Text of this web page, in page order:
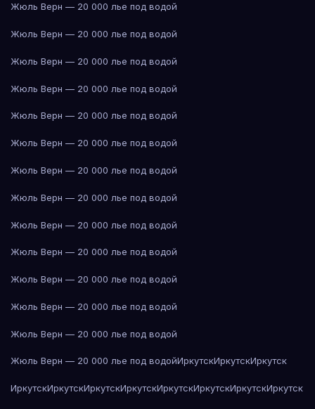
Жюль Верн — 20 000 лье под водой
Жюль Верн — 20 000 лье под водой
Жюль Верн — 20 000 лье под водой
Жюль Верн — 20 000 лье под водой
Жюль Верн — 20 000 лье под водой
Жюль Верн — 20 000 лье под водой
Жюль Верн — 20 000 лье под водой
Жюль Верн — 20 000 лье под водой
Жюль Верн — 20 000 лье под водой
Жюль Верн — 20 000 лье под водой
Жюль Верн — 20 000 лье под водой
Жюль Верн — 20 000 лье под водой
Жюль Верн — 20 000 лье под водой
Жюль Верн — 20 000 лье под водойИркутскИркутскИркутск
ИркутскИркутскИркутскИркутскИркутскИркутскИркутскИркутск